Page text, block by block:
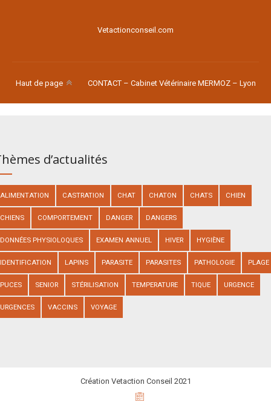
Vetactionconseil.com
Haut de page CONTACT – Cabinet Vétérinaire MERMOZ – Lyon
d’actualités
ALIMENTATION CASTRATION CHAT CHATON CHATS CHIEN
CHIENS COMPORTEMENT DANGER DANGERS
DONNÉES PHYSIOLOQUES EXAMEN ANNUEL HIVER HYGIÈNE
IDENTIFICATION LAPINS PARASITE PARASITES PATHOLOGIE PLAGE
PUCES SENIOR STÉRILISATION TEMPERATURE TIQUE URGENCE
URGENCES VACCINS VOYAGE
Création Vetaction Conseil 2021